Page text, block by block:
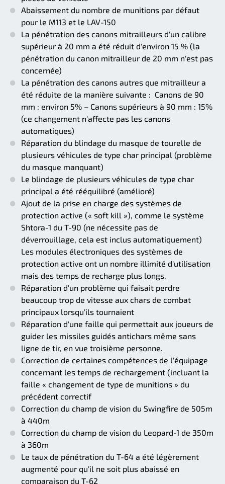
Abaissement du nombre de munitions par défaut
pour le M113 et le LAV-150
La pénétration des canons mitrailleurs d'un calibre
supérieur à 20 mm a été réduit d'environ 15 % (la
pénétration du canon mitrailleur de 20 mm n'est pas
concernée)
La pénétration des canons autres que mitrailleur a
été réduite de la manière suivante : Canons de 90
mm : environ 5% – Canons supérieurs à 90 mm : 15%
(ce changement n'affecte pas les canons
automatiques)
Réparation du blindage du masque de tourelle de
plusieurs véhicules de type char principal (problème
du masque manquant)
Le blindage de plusieurs véhicules de type char
principal a été rééquilibré (amélioré)
Ajout de la prise en charge des systèmes de
protection active (« soft kill »), comme le système
Shtora-1 du T-90 (ne nécessite pas de
déverrouillage, cela est inclus automatiquement)
Les modules électroniques des systèmes de
protection active ont un nombre illimité d'utilisation
mais des temps de recharge plus longs.
Réparation d'un problème qui faisait perdre
beaucoup trop de vitesse aux chars de combat
principaux lorsqu'ils tournaient
Réparation d'une faille qui permettait aux joueurs de
guider les missiles guidés antichars même sans
ligne de tir, en vue troisième personne.
Correction de certaines compétences de l'équipage
concernant les temps de rechargement (incluant la
faille « changement de type de munitions » du
précédent correctif
Correction du champ de vision du Swingfire de 505m
à 440m
Correction du champ de vision du Leopard-1 de 350m
à 360m
Le taux de pénétration du T-64 a été légèrement
augmenté pour qu'il ne soit plus abaissé en
comparaison du T-62